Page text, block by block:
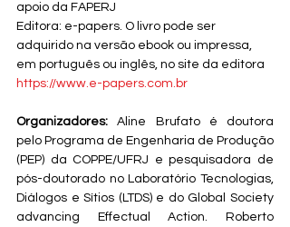
apoio da FAPERJ
Editora: e-papers. O livro pode ser
adquirido na versão ebook ou impressa,
em português ou inglês, no site da editora
https://www.e-papers.com.br
Organizadores: Aline Brufato é doutora
pelo Programa de Engenharia de Produção
(PEP) da COPPE/UFRJ e pesquisadora de
pós-doutorado no Laboratório Tecnologias,
Diálogos e Sítios (LTDS) e do Global Society
advancing Effectual Action. Roberto